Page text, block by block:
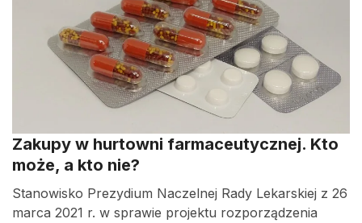
Zakupy w hurtowni farmaceutycznej. Kto
może, a kto nie?
Stanowisko Prezydium Naczelnej Rady Lekarskiej z 26
marca 2021 r. w sprawie projektu rozporządzenia